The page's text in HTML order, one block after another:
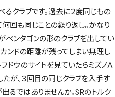
クラブです。過去に２度同じもの
回も同じことの繰り返し。かなり
ンタゴンの形のクラブを゙出してい
ンドの距離が残ってしまい無理し
ドウのサイトを゙見ていたらミズノＡ
が、３回目の同じクラブを入手す
るではありませんか。SRのトルク